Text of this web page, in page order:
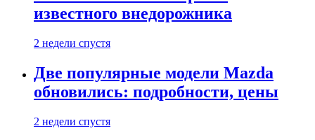
известного внедорожника
2 недели спустя
Две популярные модели Mazda
обновились: подробности, цены
2 недели спустя